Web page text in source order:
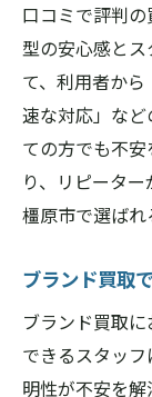
口コミで評判
型の安心感と
て、利用者か
速な対応」な
ての方でも不
り、リピータ
橿原市で選ばれ
ブランド買取
ブランド買取
できるスタッ
明性が不安を